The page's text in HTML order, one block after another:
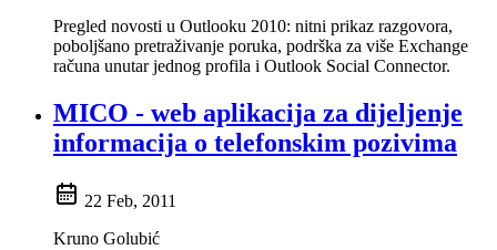
Pregled novosti u Outlooku 2010: nitni prikaz razgovora,
poboljšano pretraživanje poruka, podrška za više Exchange
računa unutar jednog profila i Outlook Social Connector.
MICO - web aplikacija za dijeljenje
informacija o telefonskim pozivima
22 Feb, 2011
Kruno Golubić